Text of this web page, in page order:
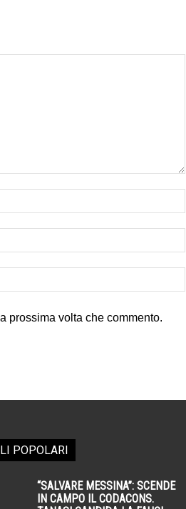
prossima volta che commento.
POPOLARI
“SALVARE MESSINA”: SCENDE
IN CAMPO IL CODACONS.